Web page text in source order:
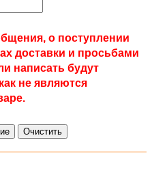
о поступлении
доставки и просьбами
написать будут
не являются